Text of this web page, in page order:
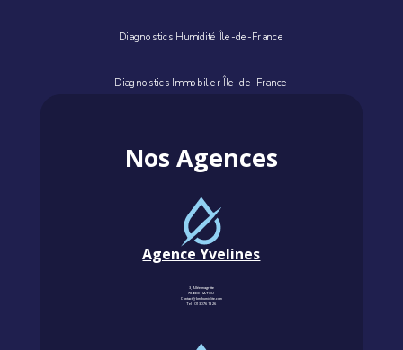
Diagnostics Humidité Île-de-France
Diagnostics Immobilier Île-de-France
Nos Agences
Agence Yvelines
3, Allée magritte
78400 CHATOU
Contact@km-humidite.com
Tel :01 30 76 13 26